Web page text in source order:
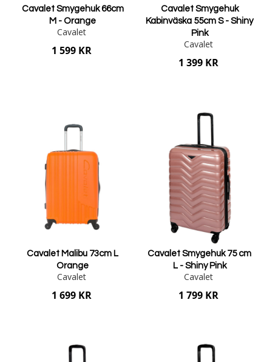
Cavalet Smygehuk 66cm
M - Orange
Cavalet
1 599 KR
Cavalet Smygehuk
Kabinväska 55cm S - Shiny
Pink
Cavalet
1 399 KR
Cavalet Malibu 73cm L
Orange
Cavalet
1 699 KR
Cavalet Smygehuk 75 cm
L - Shiny Pink
Cavalet
1 799 KR